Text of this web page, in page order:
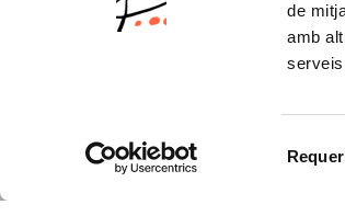
de
amb